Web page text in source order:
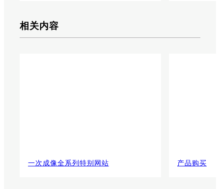
相关内容
一次成像全系列特别网站 产品购买